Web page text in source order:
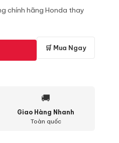
chính hãng Honda thay
🛒 Mua Ngay
🚚
Giao Hàng Nhanh
Toàn quốc